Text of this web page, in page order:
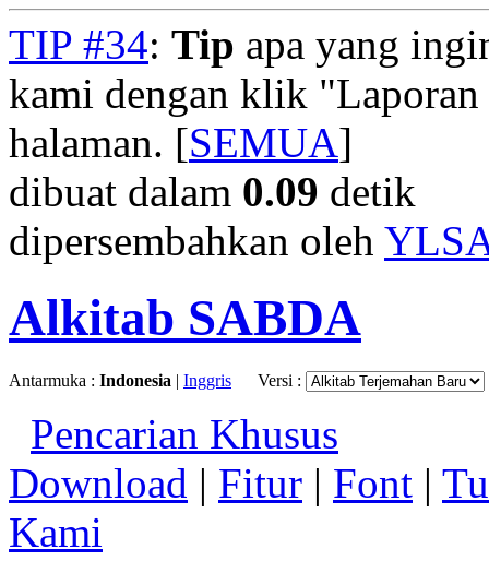
TIP #34: Tip apa yang
kami dengan klik "Laporan
halaman. [SEMUA]
dibuat dalam 0.09 detik
dipersembahkan oleh
Alkitab SABDA
Antarmuka : Indonesia | Inggris Versi :
Pencarian Khusus
Download | Fitur | Font |
Kami